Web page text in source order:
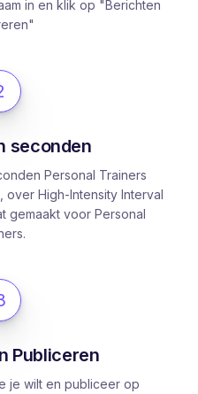
in en klik op "Berichten
seconden
Personal Trainers
High-Intensity Interval
gemaakt voor Personal
Publiceren
je wilt en publiceer op